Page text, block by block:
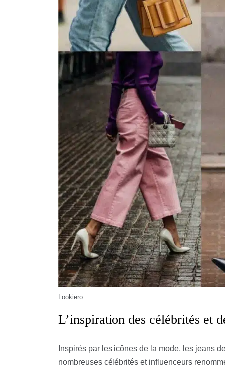
Lookiero
L’inspiration des célébrités et
Inspirés par les icônes de la mode, les jeans
nombreuses célébrités et influenceurs